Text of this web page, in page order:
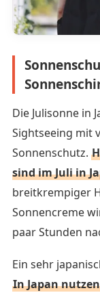
Die Julisonne in
Sightseeing mit
Sonnenschutz.
sind im Juli in
breitkrempiger
Sonnencreme
paar Stunden
Ein sehr
In Japan